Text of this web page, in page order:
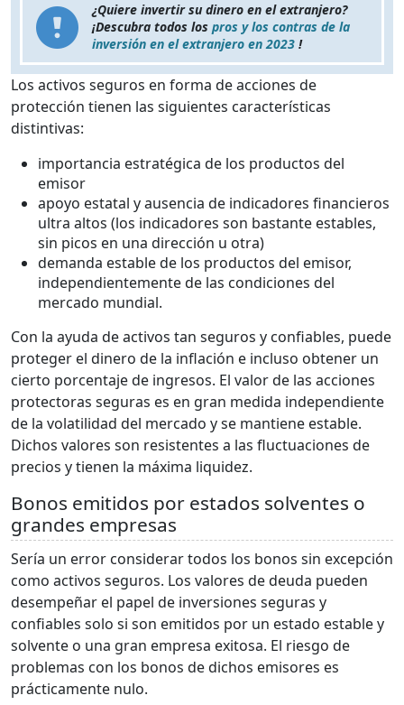
¿Quiere invertir su dinero en el extranjero?
¡Descubra todos los pros y los contras de la
inversión en el extranjero en 2023 !
Los activos seguros en forma de acciones de
protección tienen las siguientes características
distintivas:
importancia estratégica de los productos del
emisor
apoyo estatal y ausencia de indicadores financieros
ultra altos (los indicadores son bastante estables,
sin picos en una dirección u otra)
demanda estable de los productos del emisor,
independientemente de las condiciones del
mercado mundial.
Con la ayuda de activos tan seguros y confiables, puede
proteger el dinero de la inflación e incluso obtener un
cierto porcentaje de ingresos. El valor de las acciones
protectoras seguras es en gran medida independiente
de la volatilidad del mercado y se mantiene estable.
Dichos valores son resistentes a las fluctuaciones de
precios y tienen la máxima liquidez.
Bonos emitidos por estados solventes o
grandes empresas
Sería un error considerar todos los bonos sin excepción
como activos seguros. Los valores de deuda pueden
desempeñar el papel de inversiones seguras y
confiables solo si son emitidos por un estado estable y
solvente o una gran empresa exitosa. El riesgo de
problemas con los bonos de dichos emisores es
prácticamente nulo.